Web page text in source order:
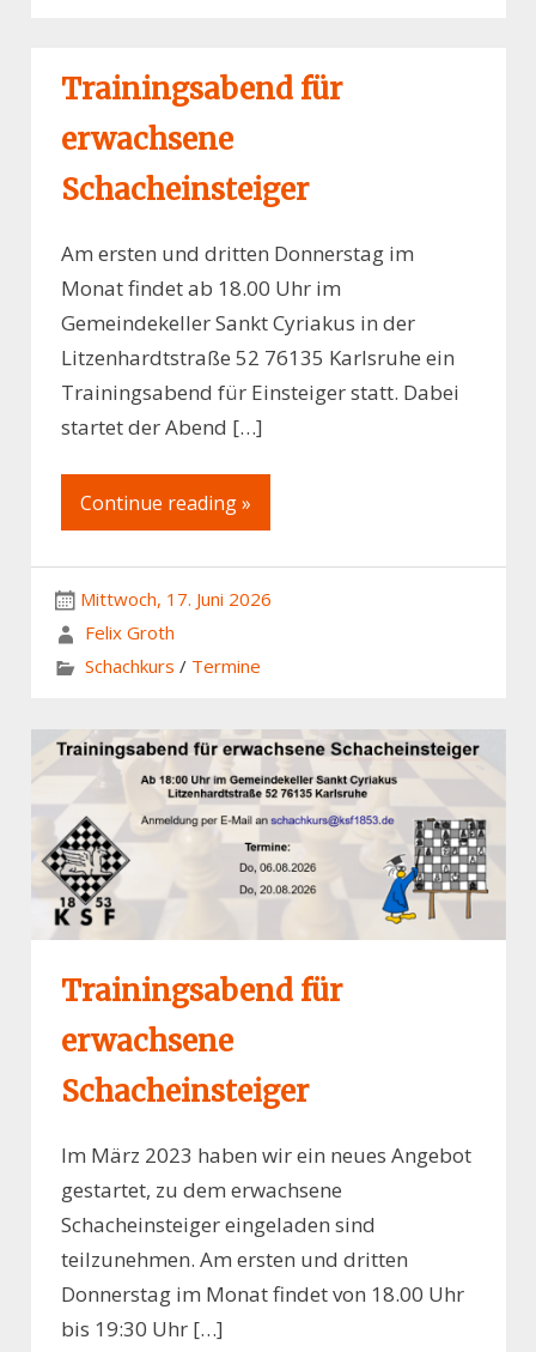
Trainingsabend für
erwachsene
Schacheinsteiger
Am ersten und dritten Donnerstag im
Monat findet ab 18.00 Uhr im
Gemeindekeller Sankt Cyriakus in der
Litzenhardtstraße 52 76135 Karlsruhe ein
Trainingsabend für Einsteiger statt. Dabei
startet der Abend […]
Continue reading »
Mittwoch, 17. Juni 2026
Felix Groth
Schachkurs / Termine
Trainingsabend für
erwachsene
Schacheinsteiger
Im März 2023 haben wir ein neues Angebot
gestartet, zu dem erwachsene
Schacheinsteiger eingeladen sind
teilzunehmen. Am ersten und dritten
Donnerstag im Monat findet von 18.00 Uhr
bis 19:30 Uhr […]